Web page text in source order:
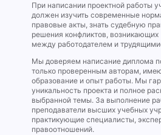
При написании проектной работы
должен изучить современные
правовые акты, знать судебную
решения конфликтов, возникающих
между работодателем и
Мы доверяем написание диплома
только проверенным авторам,
образование и опыт работы. Мы
уникальность проекта и полное
выбранной темы. За выполнение
преподаватели высших учебных
практикующие специалисты,
правоотношений.